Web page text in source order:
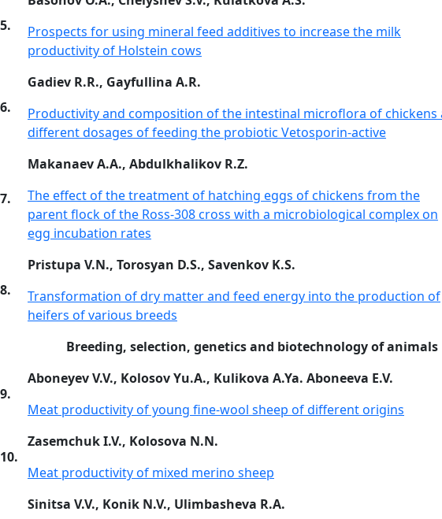
5.
Prospects for using mineral feed additives to increase the milk
productivity of Holstein cows
6.
Gadiev R.R., Gayfullina A.R.
Productivity and composition of the intestinal microflora of chickens
different dosages of feeding the probiotic Vetosporin-active
7.
Makanaev A.A., Abdulkhalikov R.Z.
The effect of the treatment of hatching eggs of chickens from the
parent flock of the Ross-308 cross with a microbiological complex on
egg incubation rates
8.
Pristupa V.N., Torosyan D.S., Savenkov K.S.
Transformation of dry matter and feed energy into the production of
heifers of various breeds
Breeding, selection, genetics and biotechnology of animals
9.
Aboneyev V.V., Kolosov Yu.A., Kulikova A.Ya. Aboneeva E.V.
Meat productivity of young fine-wool sheep of different origins
10.
Zasemchuk I.V., Kolosova N.N.
Meat productivity of mixed merino sheep
Sinitsa V.V., Konik N.V., Ulimbasheva R.A.